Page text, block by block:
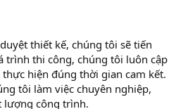
thiết kế, chúng tôi sẽ tiến
trình thi công, chúng tôi luôn cập
hiện đúng thời gian cam kết.
tôi làm việc chuyên nghiệp,
lượng công trình.